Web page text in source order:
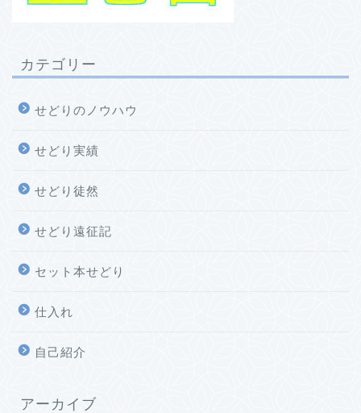
カテゴリー
せどりのノウハウ
せどり実績
せどり徒然
せどり遠征記
セット本せどり
仕入れ
自己紹介
アーカイブ